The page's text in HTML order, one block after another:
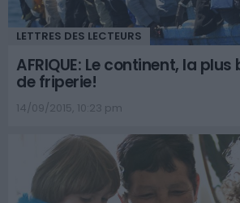
LETTRES DES LECTEURS
AFRIQUE: Le continent, la
de friperie!
14/09/2015, 10:23 pm